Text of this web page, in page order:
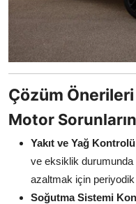
Çözüm Önerileri
Motor
Yakıt ve Yağ
ve eksiklik durumunda
azaltmak için periyodik
Soğutma Sistemi